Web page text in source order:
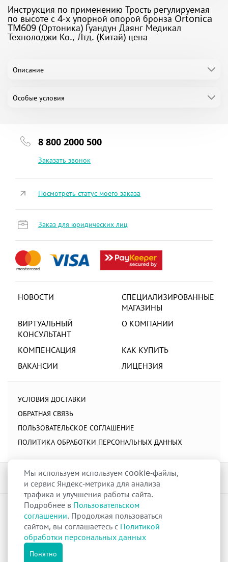
Инструкция по применению Трость регулируемая
по высоте с 4-х упорной опорой бронза Ortonica
TM609 (Ортоника) Гуандун Даянг Медикал
Технолоджи Ко., Лтд. (Китай) цена
Описание
Особые условия
8 800 2000 500
Заказать звонок
НОВОСТИ
СПЕЦИАЛИЗИРОВАННЫЕ
МАГАЗИНЫ
ВИРТУАЛЬНЫЙ
КОНСУЛЬТАНТ
О КОМПАНИИ
КОМПЕНСАЦИЯ
КАК КУПИТЬ
ВАКАНСИИ
ЛИЦЕНЗИЯ
УСЛОВИЯ ДОСТАВКИ
ОБРАТНАЯ СВЯЗЬ
ПОЛЬЗОВАТЕЛЬСКОЕ СОГЛАШЕНИЕ
ПОЛИТИКА ОБРАБОТКИ ПЕРСОНАЛЬНЫХ ДАННЫХ
Посмотреть статус моего заказа
Заказ для юридических лиц
raduga-ural.ru ©
Группа компаний Радуга
ЛицензияЛ042-00110-77/00263680 от 07 декабря 2017 г.
Разрешение№Р013-00110-66/03100314на дистанционную торговлю
лекарственными препаратами от 02 сентября 2025 г.
Все права защищены
Мы используем используем cookie-файлы,
и сервис Яндекс-метрика для анализа
трафика и улучшения работы сайта.
Подробнее в Пользовательском
соглашении. Продолжая пользоваться
сайтом, вы соглашаетесь с Политикой
обработки персональных данных
Понятно